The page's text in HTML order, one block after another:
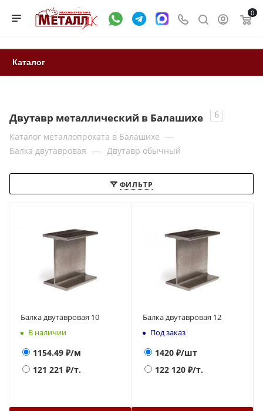
0
Каталог
Двутавр металлический в Балашихе
6
Каталог металлопроката в Балашихе —
Балка двутавровая — Двутавр обычный
ФИЛЬТР
Балка двутавровая 10
В наличии
1154.49 ₽/м
121 221 ₽/т.
Балка двутавровая 12
Под заказ
1420 ₽/шт
122 120 ₽/т.